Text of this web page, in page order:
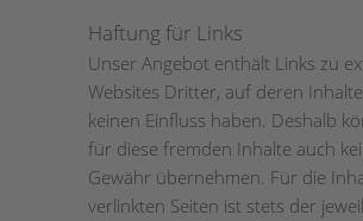
Haftung für Links
Unser Angebot enthält Links zu
Websites Dritter, auf deren
keinen Einfluss haben. Deshalb
für diese fremden Inhalte auch
Gewähr übernehmen. Für die
verlinkten Seiten ist stets der